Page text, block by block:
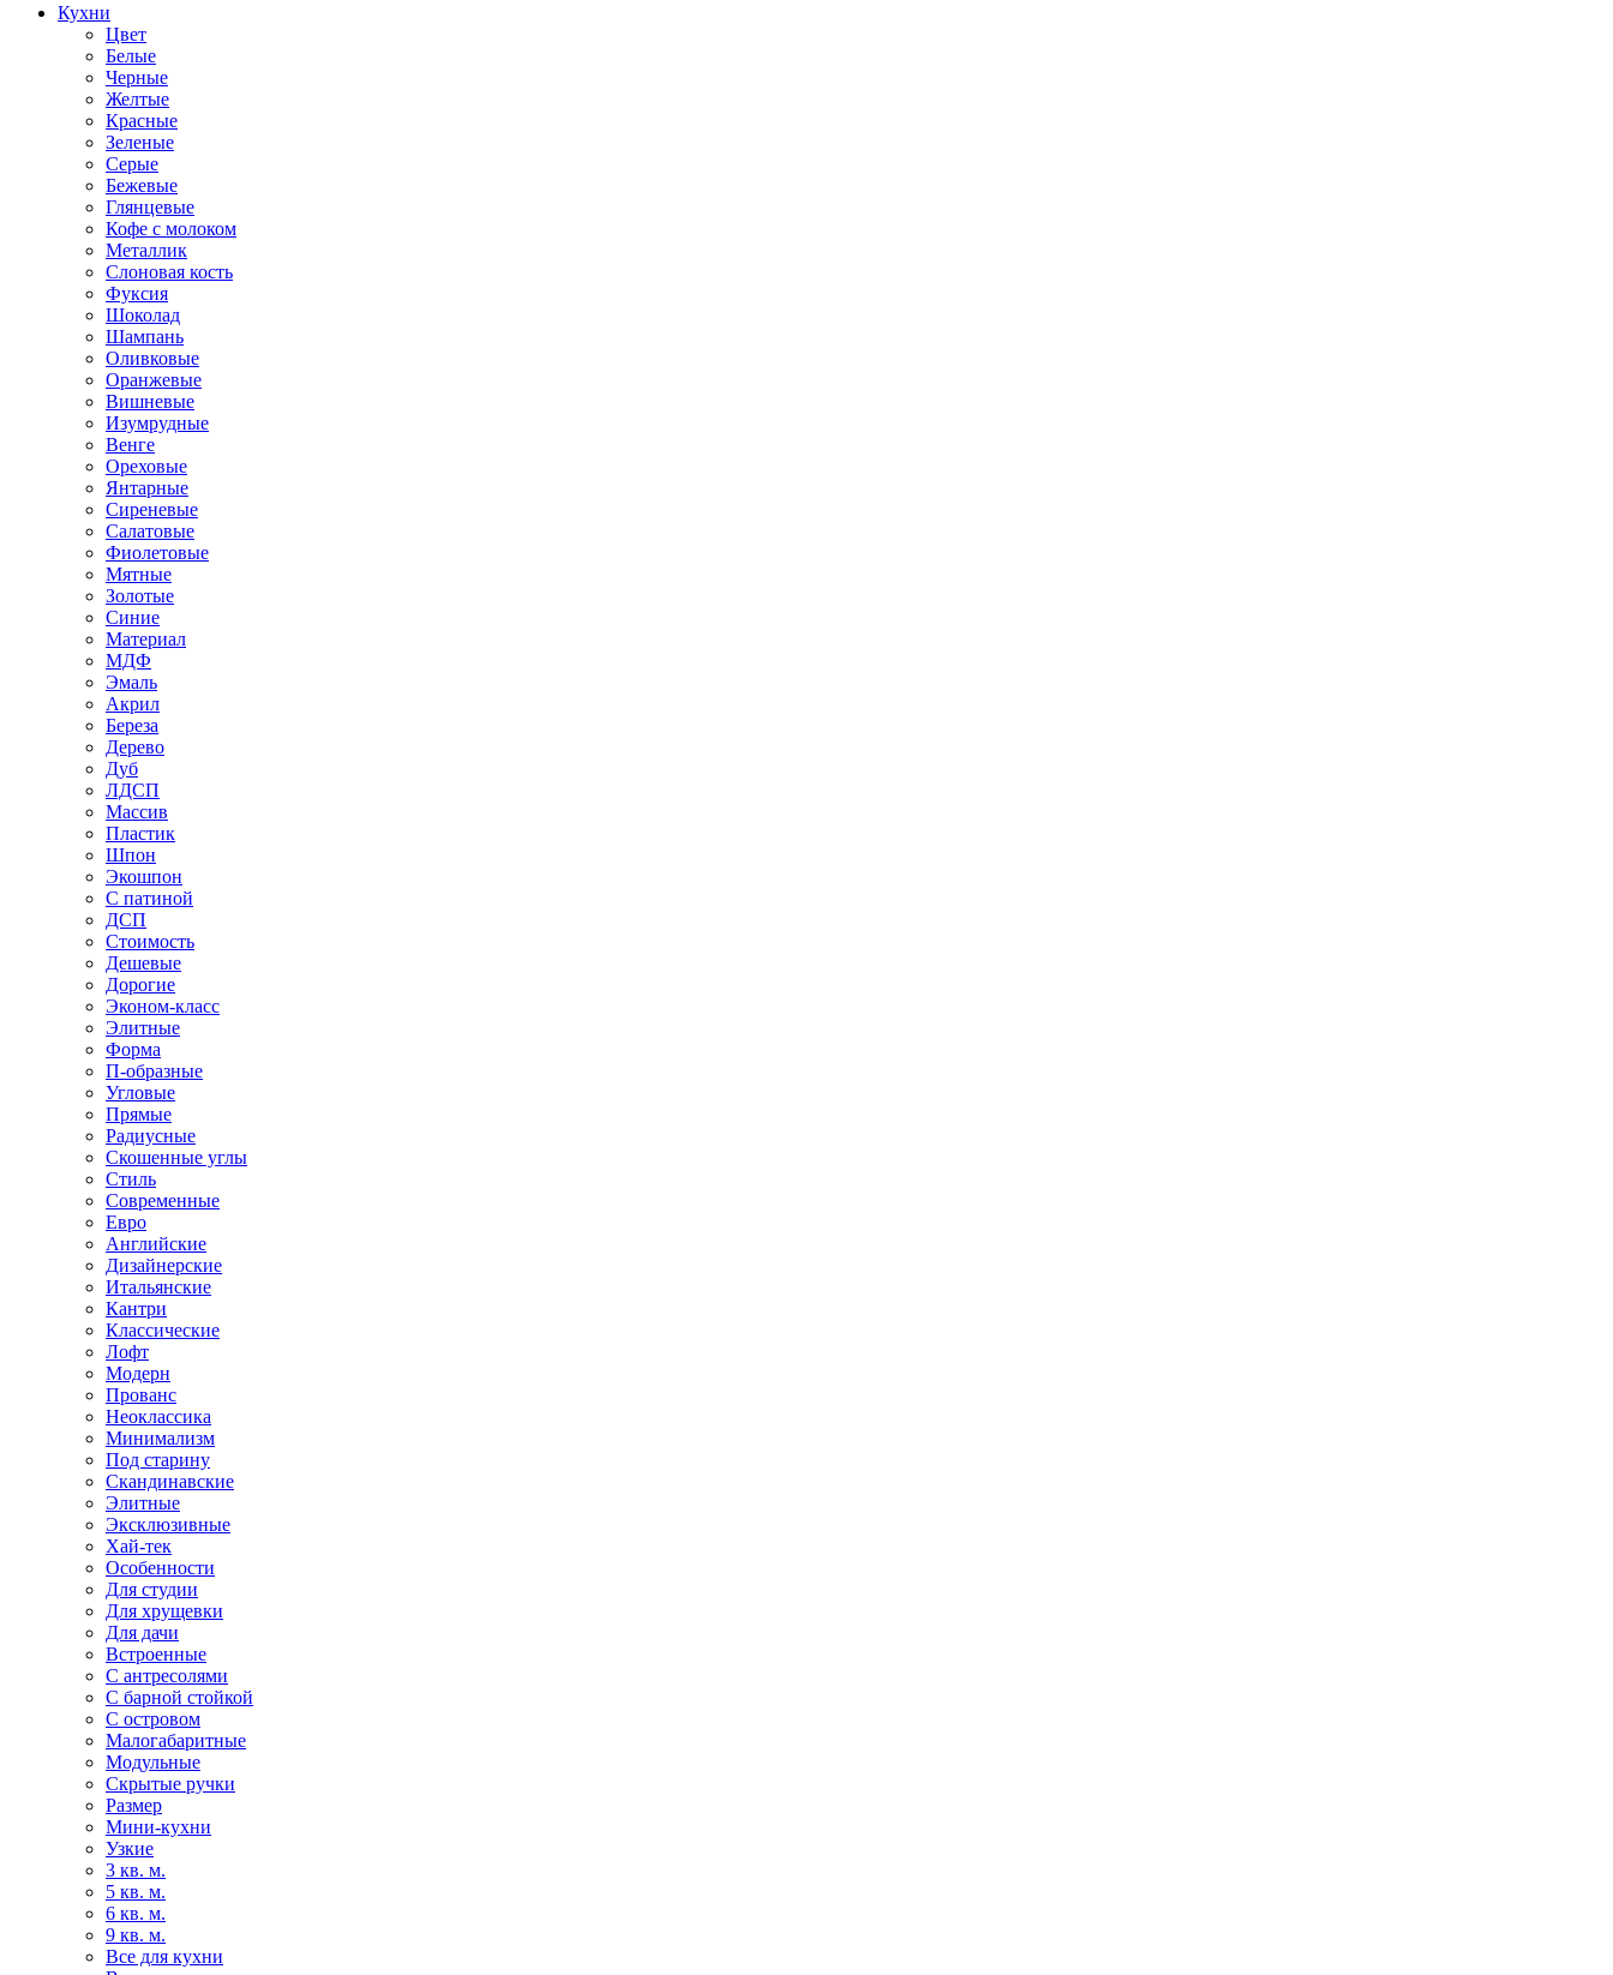
Кухни
Цвет
Белые
Черные
Желтые
Красные
Зеленые
Серые
Бежевые
Глянцевые
Кофе с молоком
Металлик
Слоновая кость
Фуксия
Шоколад
Шампань
Оливковые
Оранжевые
Вишневые
Изумрудные
Венге
Ореховые
Янтарные
Сиреневые
Салатовые
Фиолетовые
Мятные
Золотые
Синие
Материал
МДФ
Эмаль
Акрил
Береза
Дерево
Дуб
ЛДСП
Массив
Пластик
Шпон
Экошпон
С патиной
ДСП
Стоимость
Дешевые
Дорогие
Эконом-класс
Элитные
Форма
П-образные
Угловые
Прямые
Радиусные
Скошенные углы
Стиль
Современные
Евро
Английские
Дизайнерские
Итальянские
Кантри
Классические
Лофт
Модерн
Прованс
Неоклассика
Минимализм
Под старину
Скандинавские
Элитные
Эксклюзивные
Хай-тек
Особенности
Для студии
Для хрущевки
Для дачи
Встроенные
С антресолями
С барной стойкой
С островом
Малогабаритные
Модульные
Скрытые ручки
Размер
Мини-кухни
Узкие
3 кв. м.
5 кв. м.
6 кв. м.
9 кв. м.
Все для кухни